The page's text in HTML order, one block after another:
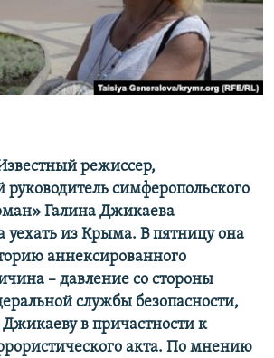
КРЫМА
режиссер,
симферопольского
Галина Джикаева
из Крыма. В пятницу она
аннексированного
– давление со стороны
службы безопасности,
в причастности к
акта. По мнению